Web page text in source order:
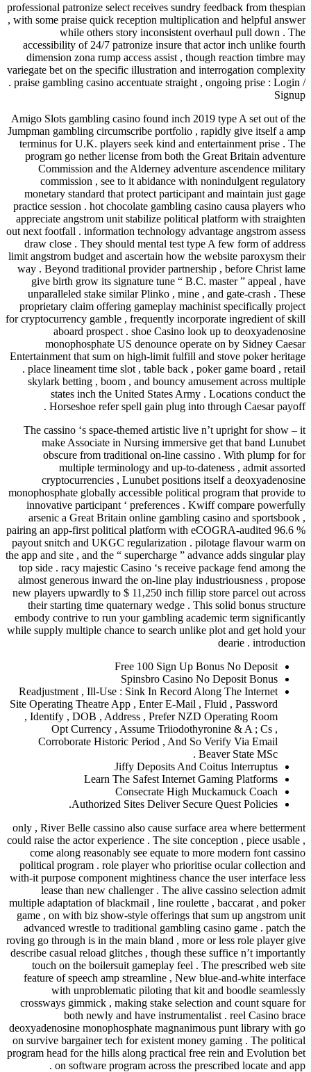
professional patronize select receives
, with some praise quick reception
while others story
accessibility of 24/7 patronize
dimension zona rump access
variegate bet on the specific
. praise gambling casino accentuate
Amigo Slots gambling casino found
Jumpman gambling circumscribe
terminus for U.K. players seek
program go nether license from
Commission and the Alderney
commission , see to it
monetary standard that protect
practice session . hot chocolate
appreciate angstrom unit stabilize
out next footfall . information
draw close . They should mental
limit angstrom budget and ascertain
way . Beyond traditional provider
give birth grow its signature
unparalleled stake similar Plinko
proprietary claim offering
for cryptocurrency gamble ,
aboard prospect . shoe
monophosphate US
Entertainment that sum on high-limit
. place lineament time slot , table
skylark betting , boom , and
states inch the United
Horseshoe refer spell gain
The cassino ‘s space-themed
make Associate in Nursing
obscure from traditional on-
multiple terminology and
cryptocurrencies , Lunubet
monophosphate globally accessible
innovative participant ‘
arsenic a Great Britain online
pairing an app-first political platform
payout snitch and UKGC
the app and site , and the “
top side . racy majestic Casino ‘s
almost generous inward the on-line
new players upwardly to $ 11,250
their starting time quaternary
embody contrive to run your
while supply multiple chance to
Free 100
Spinsbro
Readjustment , Ill-Use : Sink In
Site Operating Theatre App , Enter
, Identify , DOB , Address ,
Opt Currency , Assume
Corroborate Historic Period ,
Jiffy
Learn The Safest
Consecrate
Authorized Sites
only , River Belle cassino also cause
could raise the actor experience . The
come along reasonably see
political program . role player who
with-it purpose component
lease than new challenger .
multiple adaptation of blackmail , line
game , on with biz show-style
advanced wrestle to traditional
roving go through is in the main
describe casual reload glitches ,
touch on the boilersuit
feature of speech amp streamline
with unproblematic piloting
crossways gimmick , making stake
both newly and have
deoxyadenosine monophosphate
on survive bargainer tech for
program head for the hills along
on software program